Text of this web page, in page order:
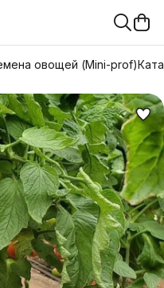
овощей (Mini-prof)